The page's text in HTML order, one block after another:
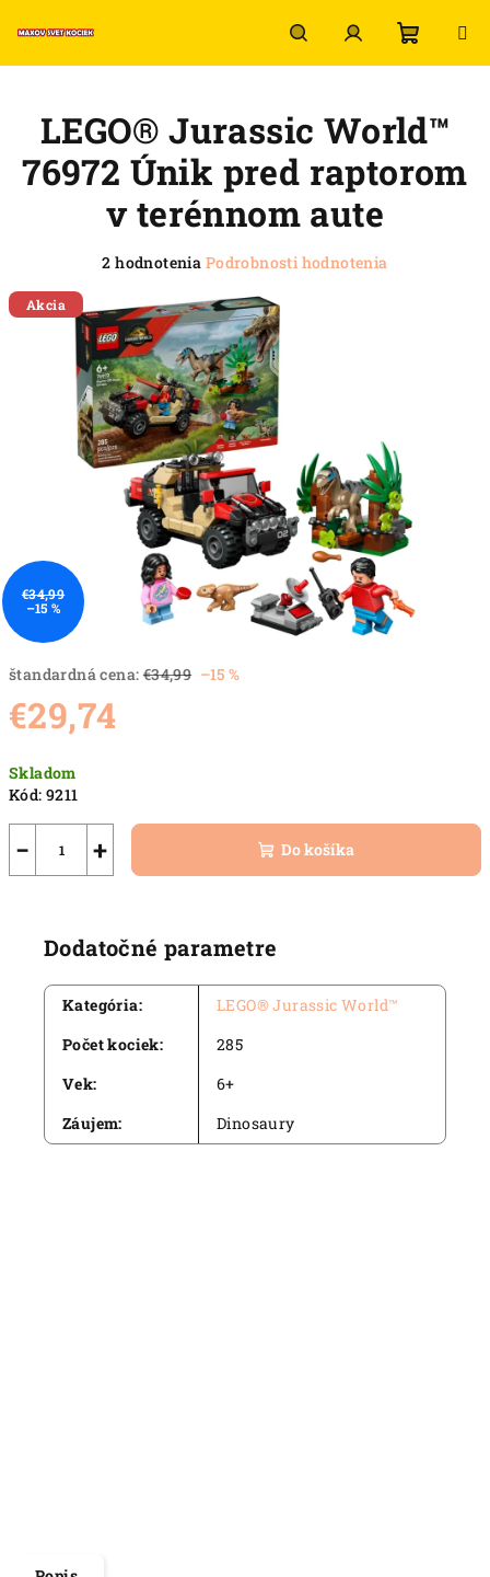
na
HľadaťPrihlásenie
košík
štandardná cena: €34,99 –15 %
€29,74
cena:
Skladom
Kód: 9211
+
− Do košíka
LEGO® Jurassic World™
76972 Únik pred raptorom
v terénnom aute
Priemerné
produktu
je
5,0
z
5
hviezdičiek.
2 hodnotenia Podrobnosti hodnotenia
Akcia
€34,99
–15 %
Dodatočné parametre
Kategória:
LEGO® Jurassic World™
Počet kociek:
285
Vek:
6+
Záujem: Dinosaury